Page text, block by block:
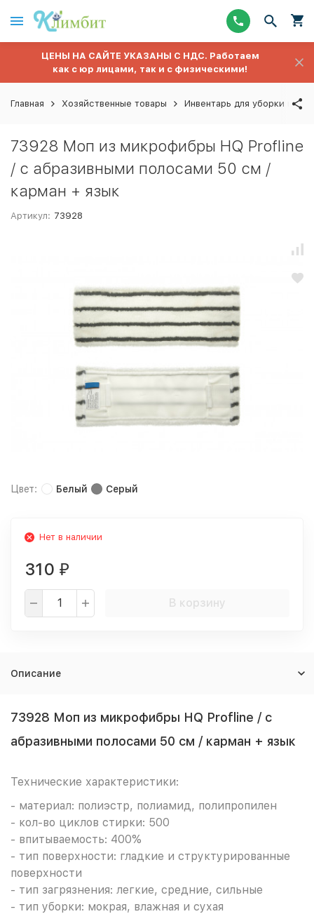
ЦЕНЫ НА САЙТЕ УКАЗАНЫ С НДС. Работаем
как с юр лицами, так и с физическими!
Главная Хозяйственные товары Инвентарь для уборки полов
73928 Моп из микрофибры HQ Profline
/ с абразивными полосами 50 см /
карман + язык
Артикул: 73928
Цвет: Белый Серый
Нет в наличии
310 ₽
В корзину
Описание
73928 Моп из микрофибры HQ Profline / с
абразивными полосами 50 см / карман + язык
Технические характеристики:
- материал: полиэстр, полиамид, полипропилен
- кол-во циклов стирки: 500
- впитываемость: 400%
- тип поверхности: гладкие и структурированные
поверхности
- тип загрязнения: легкие, средние, сильные
- тип уборки: мокрая, влажная и сухая